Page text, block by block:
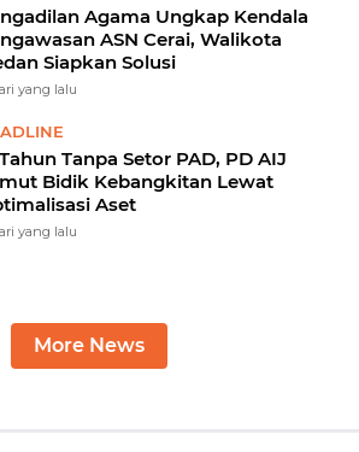
Agama Ungkap Kendala
ASN Cerai, Walikota
Siapkan Solusi
yang lalu
Tanpa Setor PAD, PD AIJ
Bidik Kebangkitan Lewat
Aset
yang lalu
More News